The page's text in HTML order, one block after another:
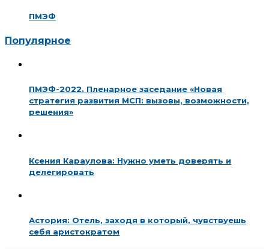
ПМЭФ
Популярное
ПМЭФ-2022. Пленарное заседание «Новая
стратегия развития МСП: вызовы, возможности,
решения»
Ксения Караулова: Нужно уметь доверять и
делегировать
Астория: Отель, заходя в который, чувствуешь
себя аристократом